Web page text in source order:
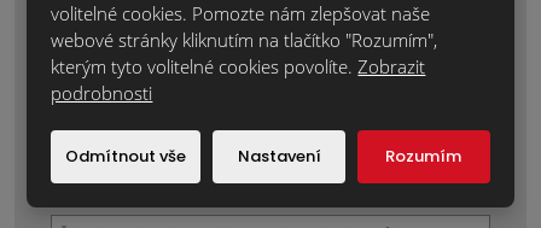
Položky označené hvězdičkou (*) jsou povinné.
Souhlasím se zpracováním osobních údajů
volitelné cookies. Pomozte nám zlepšovat naše
webové stránky kliknutím na tlačítko "Rozumím",
kterým tyto volitelné cookies povolíte.Zobrazit
podrobnosti
Odmítnout vše Nastavení Rozumím